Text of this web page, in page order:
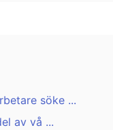
söke ...
av vå ...